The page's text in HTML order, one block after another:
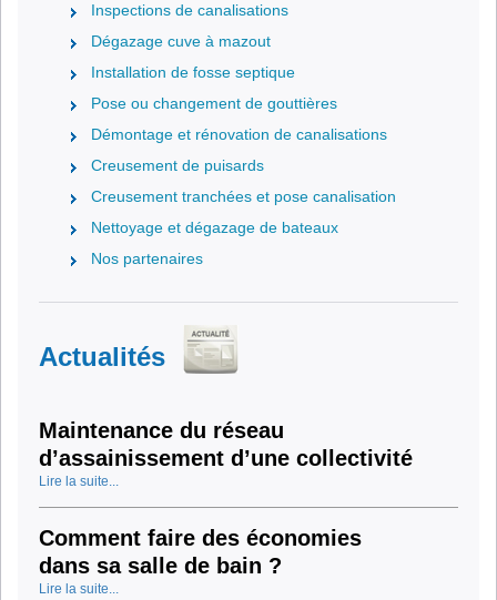
Inspections de canalisations
Dégazage cuve à mazout
Installation de fosse septique
Pose ou changement de gouttières
Démontage et rénovation de canalisations
Creusement de puisards
Creusement tranchées et pose canalisation
Nettoyage et dégazage de bateaux
Nos partenaires
Actualités
Maintenance du réseau
d’assainissement d’une collectivité
Lire la suite...
Comment faire des économies
dans sa salle de bain ?
Lire la suite...